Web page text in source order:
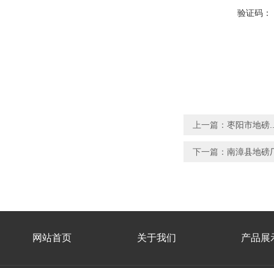
验证码：
上一篇： 枣阳市地磅
下一篇： 南漳县地磅
网站首页 关于我们 产品展